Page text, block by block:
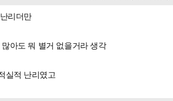
리더만
아도 뭐 별거 없을거라 생각
실적 난리였고